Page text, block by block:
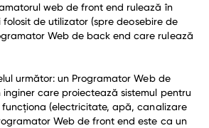
web de front end rulează în
de utilizator (spre deosebire de
Web de back end care rulează
următor: un Programator Web de
care proiectează sistemul pentru
(electricitate, apă, canalizare
Web de front end este ca un